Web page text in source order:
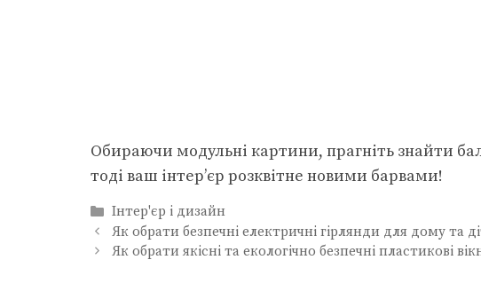
Обираючи модульні картини, прагніть знайти
тоді ваш інтер’єр розквітне новими барвами!
Категорії
Інтер'єр і дизайн
Як обрати безпечні електричні гірлянди для дому та
Як обрати якісні та екологічно безпечні пластикові